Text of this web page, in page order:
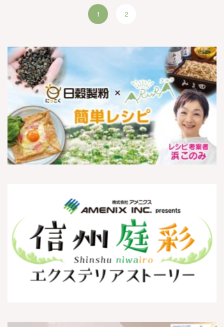
も！ ＠長野県松本市（PR）
1 2